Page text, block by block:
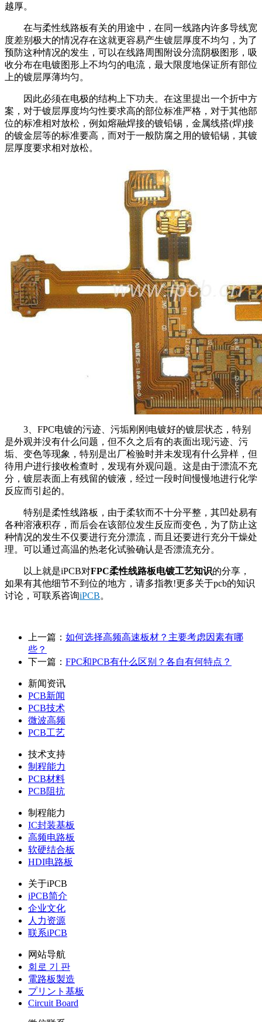
越厚。
在与柔性线路板有关的用途中，在同一线路内许多导线宽
度差别极大的情况存在这就更容易产生镀层厚度不均匀，为了
预防这种情况的发生，可以在线路周围附设分流阴极图形，吸
收分布在电镀图形上不均匀的电流，最大限度地保证所有部位
上的镀层厚薄均匀。
因此必须在电极的结构上下功夫。在这里提出一个折中方
案，对于镀层厚度均匀性要求高的部位标准严格，对于其他部
位的标准相对放松，例如熔融焊接的镀铅锡，金属线搭(焊)接
的镀金层等的标准要高，而对于一般防腐之用的镀铅锡，其镀
层厚度要求相对放松。
3、FPC电镀的污迹、污垢刚刚电镀好的镀层状态，特别
是外观并没有什么问题，但不久之后有的表面出现污迹、污
垢、变色等现象，特别是出厂检验时并未发现有什么异样，但
待用户进行接收检查时，发现有外观问题。这是由于漂流不充
分，镀层表面上有残留的镀液，经过一段时间慢慢地进行化学
反应而引起的。
特别是柔性线路板，由于柔软而不十分平整，其凹处易有
各种溶液积存，而后会在该部位发生反应而变色，为了防止这
种情况的发生不仅要进行充分漂流，而且还要进行充分干燥处
理。可以通过高温的热老化试验确认是否漂流充分。
以上就是iPCB对FPC柔性线路板电镀工艺知识的分享，
如果有其他细节不到位的地方，请多指教!更多关于pcb的知识
讨论，可联系咨询iPCB。
上一篇： 如何选择高频高速板材？主要考虑因素有哪
些？
下一篇： FPC和PCB有什么区别？各自有何特点？
新闻资讯
PCB新闻
PCB技术
微波高频
PCB工艺
技术支持
制程能力
PCB材料
PCB阻抗
制程能力
IC封装基板
高频电路板
软硬结合板
HDI电路板
关于iPCB
iPCB简介
企业文化
人力资源
联系iPCB
网站导航
회로 기 판
電路板製造
プリント基板
Circuit Board